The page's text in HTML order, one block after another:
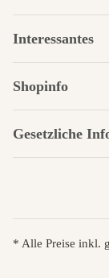
Interessantes
Shopinfo
Gesetzliche
* Alle Preise inkl.